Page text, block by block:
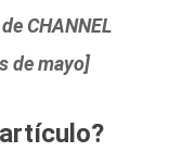
CHANNEL
de mayo]